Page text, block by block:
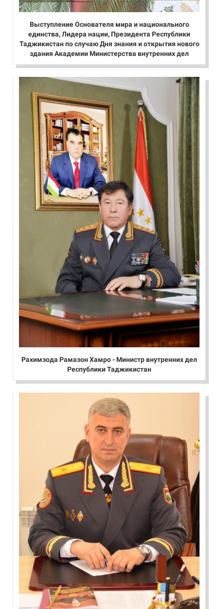
Выступление Основателя мира и национального
единства, Лидера нации, Президента Республики
Таджикистан по случаю Дня знания и открытия нового
здания Академии Министерства внутренних дел
Рахимзода Рамазон Хамро - Министр внутренних дел
Республики Таджикистан